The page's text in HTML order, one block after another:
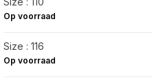
Op voorraad
Size : 116
Op voorraad